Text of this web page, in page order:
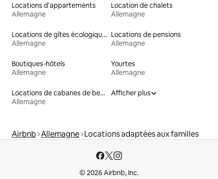
Locations d'appartements
Allemagne
Location de chalets
Allemagne
Locations de gîtes écologiques
Allemagne
Locations de pensions
Allemagne
Boutiques-hôtels
Allemagne
Yourtes
Allemagne
Locations de cabanes de berger
Allemagne
Afficher plus
Airbnb Allemagne Locations adaptées aux familles
© 2026 Airbnb, Inc.